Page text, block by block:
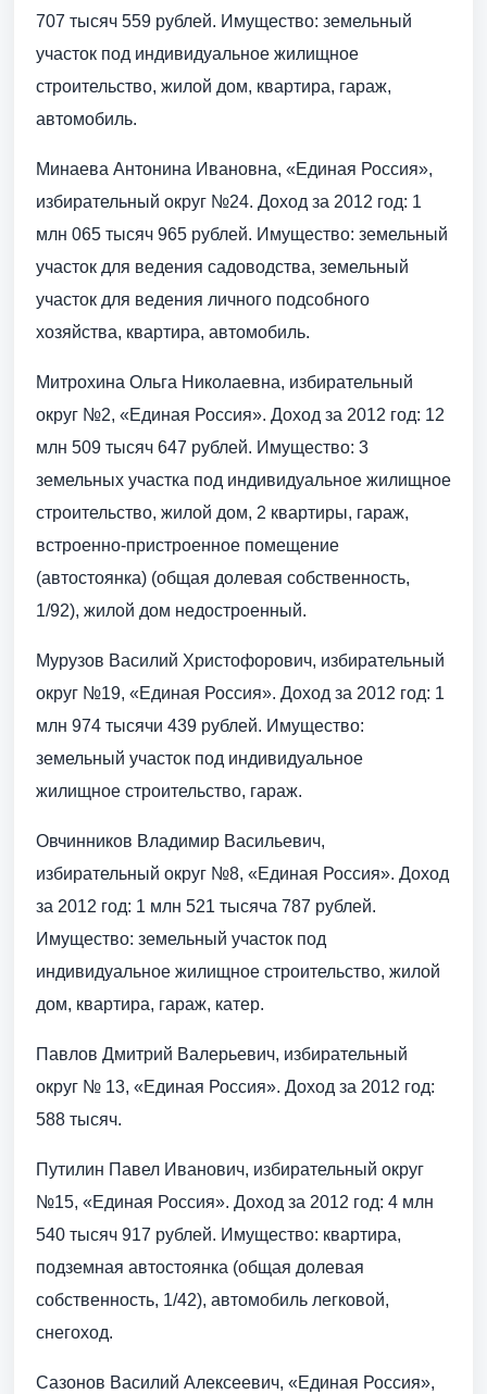
707 тысяч 559 рублей. Имущество: земельный
участок под индивидуальное жилищное
строительство, жилой дом, квартира, гараж,
автомобиль.
Минаева Антонина Ивановна, «Единая Россия»,
избирательный округ №24. Доход за 2012 год: 1
млн 065 тысяч 965 рублей. Имущество: земельный
участок для ведения садоводства, земельный
участок для ведения личного подсобного
хозяйства, квартира, автомобиль.
Митрохина Ольга Николаевна, избирательный
округ №2, «Единая Россия». Доход за 2012 год: 12
млн 509 тысяч 647 рублей. Имущество: 3
земельных участка под индивидуальное жилищное
строительство, жилой дом, 2 квартиры, гараж,
встроенно-пристроенное помещение
(автостоянка) (общая долевая собственность,
1/92), жилой дом недостроенный.
Мурузов Василий Христофорович, избирательный
округ №19, «Единая Россия». Доход за 2012 год: 1
млн 974 тысячи 439 рублей. Имущество:
земельный участок под индивидуальное
жилищное строительство, гараж.
Овчинников Владимир Васильевич,
избирательный округ №8, «Единая Россия». Доход
за 2012 год: 1 млн 521 тысяча 787 рублей.
Имущество: земельный участок под
индивидуальное жилищное строительство, жилой
дом, квартира, гараж, катер.
Павлов Дмитрий Валерьевич, избирательный
округ № 13, «Единая Россия». Доход за 2012 год:
588 тысяч.
Путилин Павел Иванович, избирательный округ
№15, «Единая Россия». Доход за 2012 год: 4 млн
540 тысяч 917 рублей. Имущество: квартира,
подземная автостоянка (общая долевая
собственность, 1/42), автомобиль легковой,
снегоход.
Сазонов Василий Алексеевич, «Единая Россия»,